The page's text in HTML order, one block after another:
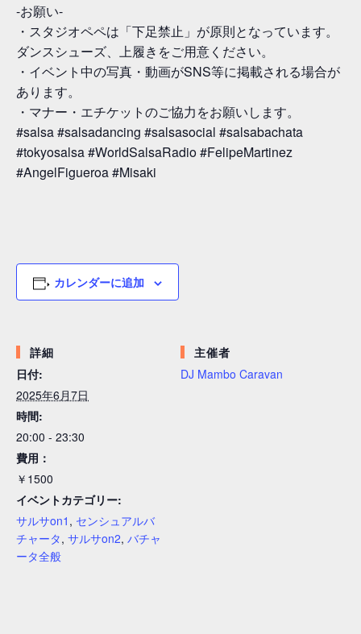
-お願い-
・スタジオペペは「下足禁止」が原則となっています。
ダンスシューズ、上履きをご用意ください。
・イベント中の写真・動画がSNS等に掲載される場合が
あります。
・マナー・エチケットのご協力をお願いします。
#salsa #salsadancing #salsasocial #salsabachata
#tokyosalsa #WorldSalsaRadio #FelipeMartinez
#AngelFigueroa #Misaki
カレンダーに追加
詳細
日付:
2025年6月7日
時間:
20:00 - 23:30
費用：
￥1500
イベントカテゴリー:
サルサon1 , センシュアルバ
チャータ, サルサon2, バチャ
ータ全般
主催者
DJ Mambo Caravan